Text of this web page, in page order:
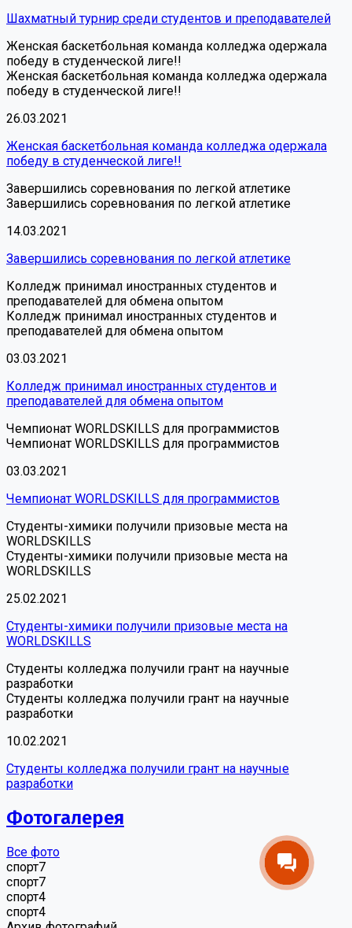
Шахматный турнир среди студентов и преподавателей
Женская баскетбольная команда колледжа одержала
победу в студенческой лиге!!
Женская баскетбольная команда колледжа одержала
победу в студенческой лиге!!
26.03.2021
Женская баскетбольная команда колледжа одержала
победу в студенческой лиге!!
Завершились соревнования по легкой атлетике
Завершились соревнования по легкой атлетике
14.03.2021
Завершились соревнования по легкой атлетике
Колледж принимал иностранных студентов и
преподавателей для обмена опытом
Колледж принимал иностранных студентов и
преподавателей для обмена опытом
03.03.2021
Колледж принимал иностранных студентов и
преподавателей для обмена опытом
Чемпионат WORLDSKILLS для программистов
Чемпионат WORLDSKILLS для программистов
03.03.2021
Чемпионат WORLDSKILLS для программистов
Студенты-химики получили призовые места на
WORLDSKILLS
Студенты-химики получили призовые места на
WORLDSKILLS
25.02.2021
Студенты-химики получили призовые места на
WORLDSKILLS
Студенты колледжа получили грант на научные
разработки
Студенты колледжа получили грант на научные
разработки
10.02.2021
Студенты колледжа получили грант на научные
разработки
Фотогалерея
Все фото
спорт7
спорт7
спорт4
спорт4